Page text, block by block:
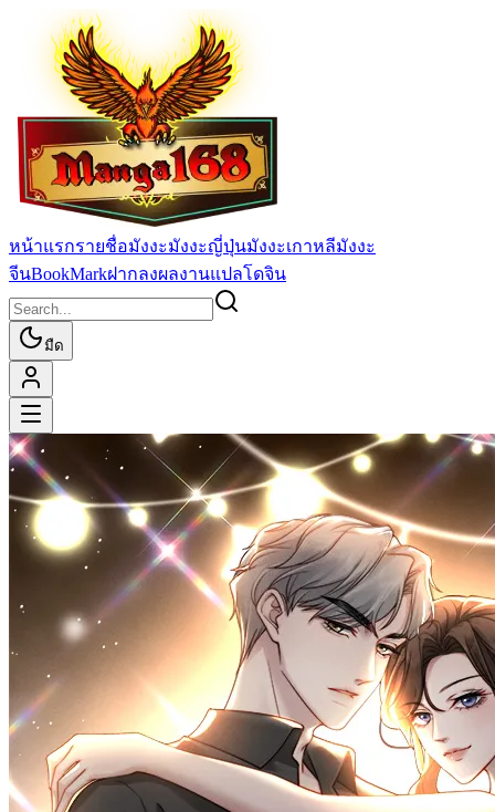
หน้าแรกรายชื่อมังงะมังงะญี่ปุ่นมังงะเกาหลีมังงะ
จีนBookMarkฝากลงผลงานแปลโดจิน
มืด